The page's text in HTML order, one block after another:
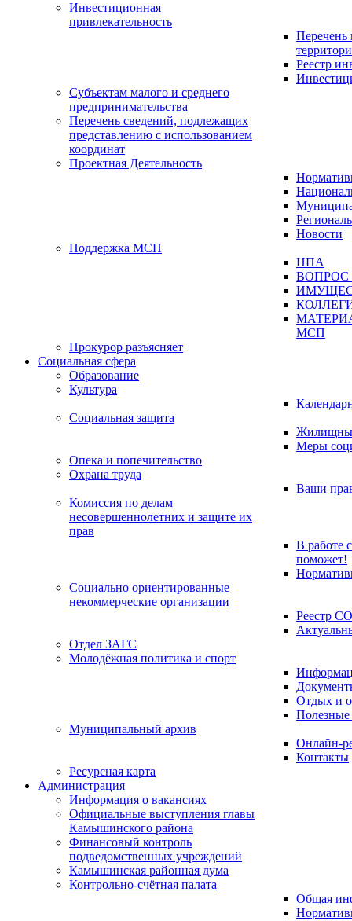
Инвестиционная
привлекательность
Перечень
Реестр
Субъектам малого и среднего
предпринимательства
Перечень сведений, подлежащих
представлению с использованием
координат
Проектная Деятельность
Новости
Поддержка МСП
НПА
ВОПРОС
МСП
Прокурор разъясняет
Социальная сфера
Образование
Культура
Социальная защита
Меры
Опека и попечительство
Охрана труда
Ваши
Комиссия по делам
несовершеннолетних и защите их
прав
В работе
поможет!
Социально ориентированные
некоммерческие организации
Реестр
Отдел ЗАГС
Молодёжная политика и спорт
Отдых и
Муниципальный архив
Онлайн-
Контакты
Ресурсная карта
Администрация
Информация о вакансиях
Официальные выступления главы
Камышинского района
Финансовый контроль
подведомственных учреждений
Камышинская районная дума
Контрольно-счётная палата
Общая